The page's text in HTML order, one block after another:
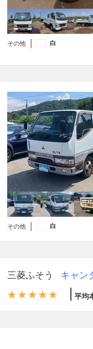
その他 白
その他 白
三菱ふそう キャン
平均